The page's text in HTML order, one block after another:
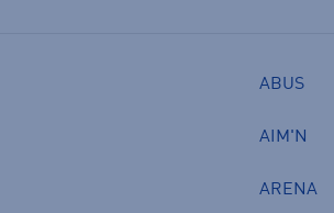
ABUS
AIM'N
ARENA